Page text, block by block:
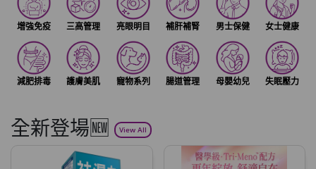
增強免疫 三高管理 亮眼明目 補肝補腎 男士保健 女士健康
減肥排毒 護膚美肌 寵物系列 腸道管理 母嬰幼兒 失眠壓力
全新登場🆕 View All